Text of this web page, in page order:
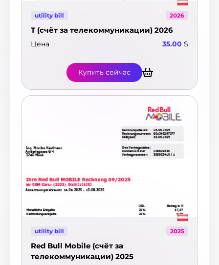
utility bill 2026
T (счёт за телекоммуникации) 2026
Цена 35.00 $
Купить сейчас
utility bill 2025
Red Bull Mobile (счёт за
телекоммуникации) 2025